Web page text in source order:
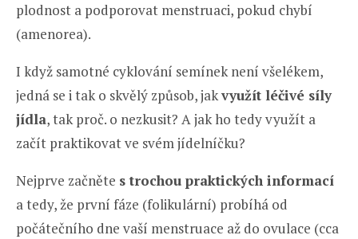
plodnost a podporovat menstruaci, pokud chybí
(amenorea).
I když samotné cyklování semínek není všelékem,
jedná se i tak o skvělý způsob, jakvyužít léčivé síly
jídla, tak proč. o nezkusit? A jak ho tedy využít a
začít praktikovat ve svém jídelníčku?
Nejprve začněte s trochou praktických informací
a tedy, že první fáze (folikulární) probíhá od
počátečního dne vaší menstruace až do ovulace (cca